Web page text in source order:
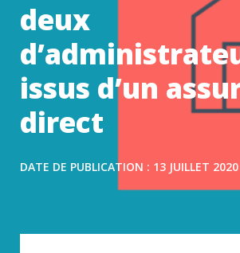
deux
issus d’un
direct
DATE DE PUBLICATION : 13 JUILLET 2020